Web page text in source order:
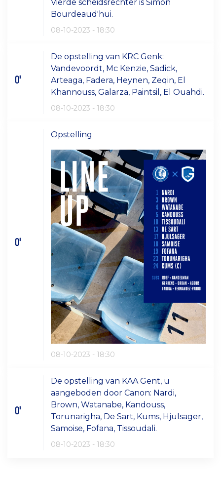
Vierde scheidsrechter is Simon
Bourdeaud'hui.
08-10-2023 - 18:30
0'
De opstelling van KRC Genk:
Vandevoordt, Mc Kenzie, Sadick,
Arteaga, Fadera, Heynen, Zeqin, El
Khannouss, Galarza, Paintsil, El Ouahdi.
08-10-2023 - 18:30
0'
Opstelling
08-10-2023 - 18:30
0'
De opstelling van KAA Gent, u
aangeboden door Canon: Nardi,
Brown, Watanabe, Kandouss,
Torunarigha, De Sart, Kums, Hjulsager,
Samoise, Fofana, Tissoudali.
08-10-2023 - 18:30